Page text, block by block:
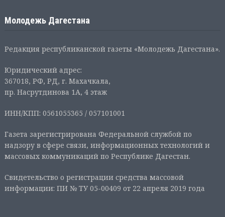
Молодежь Дагестана
Редакция республиканской газеты «Молодежь Дагестана».
Юридический адрес:
367018, РФ, РД, г. Махачкала,
пр. Насрутдинова 1А, 4 этаж
ИНН/КПП: 0561055365 / 057101001
Газета зарегистрирована Федеральной службой по
надзору в сфере связи, информационных технологий и
массовых коммуникаций по Республике Дагестан.
Свидетельство о регистрации средства массовой
информации: ПИ № ТУ 05-00409 от 22 апреля 2019 года